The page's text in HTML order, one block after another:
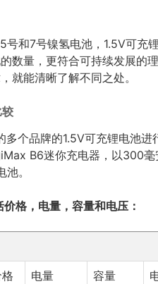
号和7号镍氢电池，1.5V可
数量，更符合可持续发展的
就能清晰了解不同之处。
多个品牌的1.5V可充锂电池
B6迷你充电器，以300
。
格，电量，容量和电压：
电量 容量